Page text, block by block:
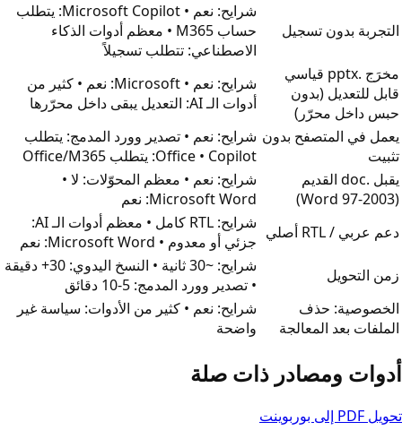
التجربة بدون تسجيل
شرايح: نعم • Microsoft Copilot: يتطلب
حساب M365 • معظم أدوات الذكاء
الاصطناعي: تتطلب تسجيلاً
مخرَج .pptx قياسي
قابل للتعديل (بدون
حبس داخل محرّر)
شرايح: نعم • Microsoft: نعم • كثير من
أدوات الـ AI: التعديل يبقى داخل محرّرها
يعمل في المتصفح بدون
تثبيت
شرايح: نعم • تصدير وورد المدمج: يتطلب
Office • Copilot: يتطلب Office/M365
يقبل .doc القديم
(Word 97-2003)
شرايح: نعم • معظم المحوّلات: لا •
Microsoft Word: نعم
دعم عربي / RTL أصلي
شرايح: RTL كامل • معظم أدوات الـ AI:
جزئي أو معدوم • Microsoft Word: نعم
زمن التحويل
شرايح: ~30 ثانية • النسخ اليدوي: 30+ دقيقة
• تصدير وورد المدمج: 5-10 دقائق
الخصوصية: حذف
الملفات بعد المعالجة
شرايح: نعم • كثير من الأدوات: سياسة غير
واضحة
أدوات ومصادر ذات صلة
تحويل PDF إلى بوربوينت